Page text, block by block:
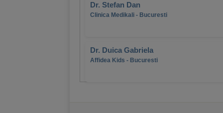
Dr. Stefan Dan
Clinica Medikali - Bucuresti
Dr. Duica Gabriela
Affidea Kids - Bucuresti